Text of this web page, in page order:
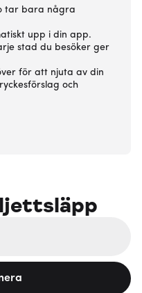
tar bara några
upp i din app.
stad du besöker ger
för att njuta av din
och